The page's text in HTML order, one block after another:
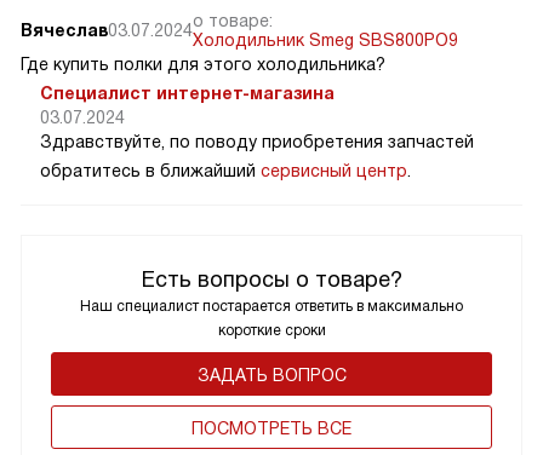
Есть вопросы о товаре?
Наш специалист постарается ответить в максимально
короткие сроки
ЗАДАТЬ ВОПРОС
ПОCМОТРЕТЬ ВСЕ
Вячеслав03.07.2024о товаре:
Холодильник Smeg SBS800PO9
Где купить полки для этого холодильника?
Специалист интернет-магазина
03.07.2024
Здравствуйте, по поводу приобретения запчастей
обратитесь в ближайший сервисный центр